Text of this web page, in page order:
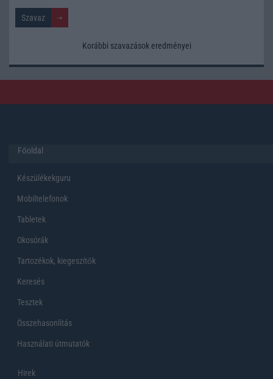
Korábbi szavazások eredményei
Főoldal
Készülékekguru
Mobiltelefonok
Tabletek
Okosórák
Tartozékok, kiegeszítők
Keresés
Tesztek
Összehasonlítás
Használati útmutatók
Hirek